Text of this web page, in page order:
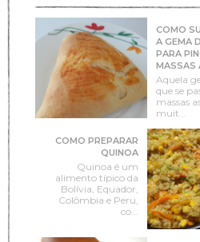
COMO
A GEMA
PARA
MASSAS
Aquela
que se
massas
muit...
COMO PREPARAR
QUINOA
Quinoa é um
alimento típico da
Bolívia, Equador,
Colômbia e Peru,
co...